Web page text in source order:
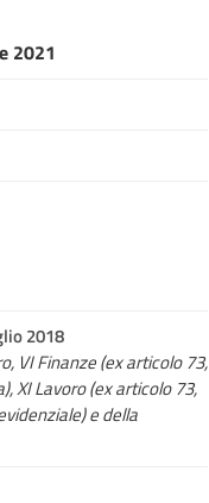
2021
2018
VI Finanze (ex articolo 73,
XI Lavoro (ex articolo 73,
e della